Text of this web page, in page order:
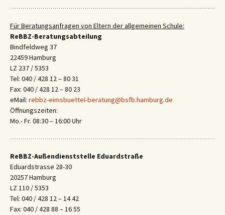
Für Beratungsanfragen von Eltern der allgemeinen Schule:
ReBBZ-Beratungsabteilung
Bindfeldweg 37
22459 Hamburg
LZ 237 / 5353
Tel: 040 / 428 12 – 80 31
Fax: 040 / 428 12 – 80 23
eMail: rebbz-eimsbuettel-beratung@bsfb.hamburg.de
Öffnungszeiten:
Mo.- Fr. 08:30 – 16:00 Uhr
ReBBZ-Außendienststelle Eduardstraße
Eduardstrasse 28-30
20257 Hamburg
LZ 110 / 5353
Tel: 040 / 428 12 – 14 42
Fax: 040 / 428 88 – 16 55